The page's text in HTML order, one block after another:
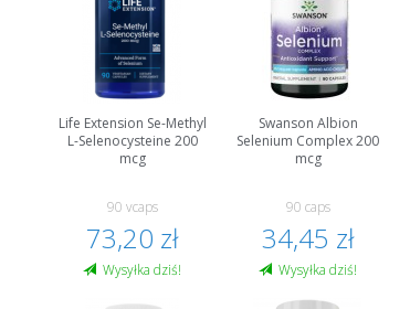
Life Extension Se-Methyl
L-Selenocysteine 200
mcg
90 vcaps
73,20 zł
Wysyłka dziś!
Swanson Albion
Selenium Complex 200
mcg
90 caps
34,45 zł
Wysyłka dziś!